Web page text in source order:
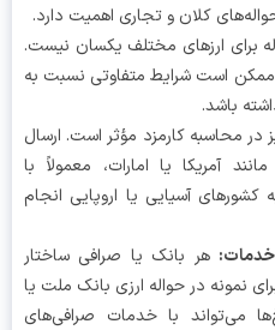
کلان و تجاری اهمیت دارد.
ارزهای مختلف یکسان نیست.
است شرایط متفاوتی نسبت به
کارمزد مؤثر است. ارسال
یا امارات، معمولاً با
آسیایی یا اروپایی انجام
هر بانک یا صرافی ساختار
در حواله ارزی بانک ملت یا
با خدمات صرافی‌های